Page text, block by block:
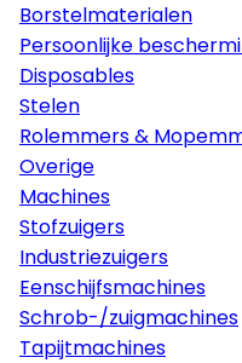
Borstelmaterialen
Persoonlijke
Disposables
Stelen
Rolemmers &
Overige
Machines
Stofzuigers
Industriezuigers
Eenschijfsmachines
Schrob-/zuigmachines
Tapijtmachines